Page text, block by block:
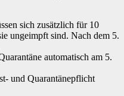
sich zusätzlich für 10
ungeimpft sind. Nach dem 5.
automatisch am 5.
und Quarantänepflicht